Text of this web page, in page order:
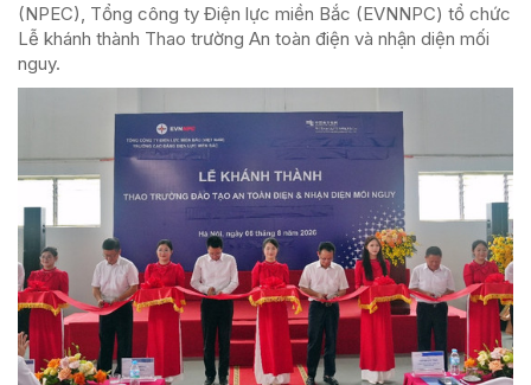
(NPEC), Tổng công ty Điện lực miền Bắc (EVNNPC) tổ chức
Lễ khánh thành Thao trường An toàn điện và nhận diện mối
nguy.